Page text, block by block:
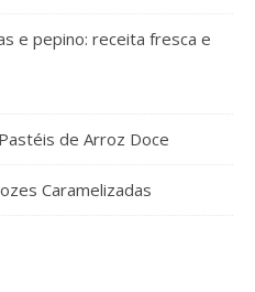
e pepino: receita fresca e
de Arroz Doce
Caramelizadas